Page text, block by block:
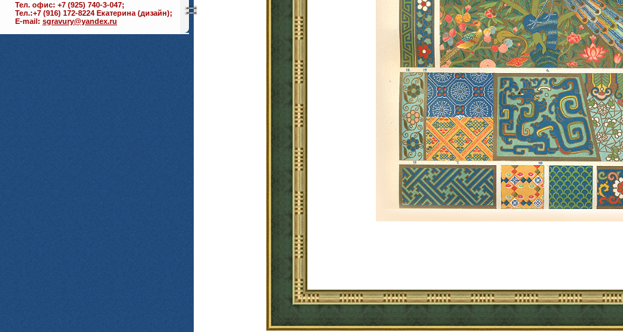
Тел. офис: +7 (925) 740-3-047;
Тел.:+7 (916) 172-8224 Екатерина (дизайн);
E-mail: sgravury@yandex.ru